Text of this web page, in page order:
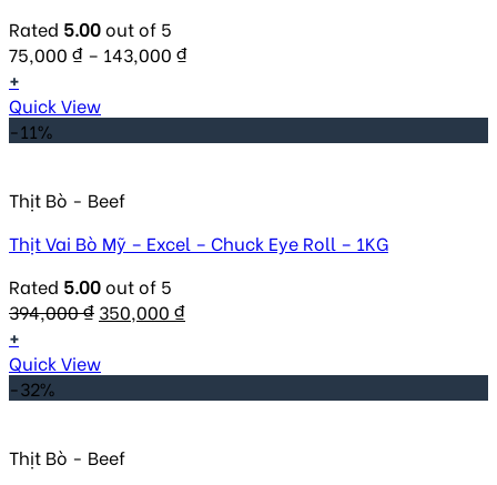
Rated 5.00out of 5
75,000 ₫ – 143,000 ₫
+
Quick View
-11%
Thịt Bò - Beef
Thịt Vai Bò Mỹ – Excel – Chuck Eye Roll – 1KG
Rated 5.00out of 5
394,000₫ Original
was:
350,000 ₫Current
+
Quick View
-32%
Thịt Bò - Beef